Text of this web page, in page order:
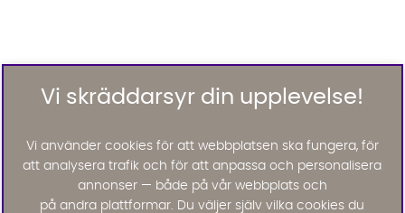
Vi skräddarsyr din upplevelse!
Vi använder cookies för att webbplatsen ska fungera, för
att analysera trafik och för att anpassa och personalisera
annonser — både på vår webbplats och
på andra plattformar. Du väljer själv vilka cookies du